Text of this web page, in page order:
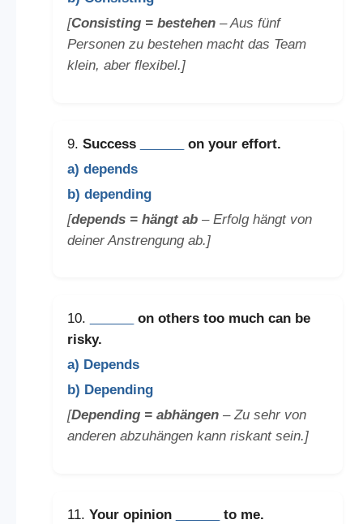
[Consisting = bestehen– Aus fünf
Personen zu bestehen macht das Team
klein, aber flexibel.]
9. Success
on your effort.
a) depends
b) depending
[depends = hängt ab– Erfolg hängt von
deiner Anstrengung ab.]
10.
on others too much can be
risky.
a) Depends
b) Depending
[Depending = abhängen– Zu sehr von
anderen abzuhängen kann riskant sein.]
11. Your opinion
to me.